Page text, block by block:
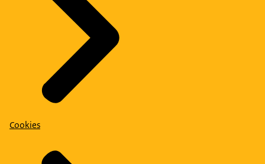
Cookies